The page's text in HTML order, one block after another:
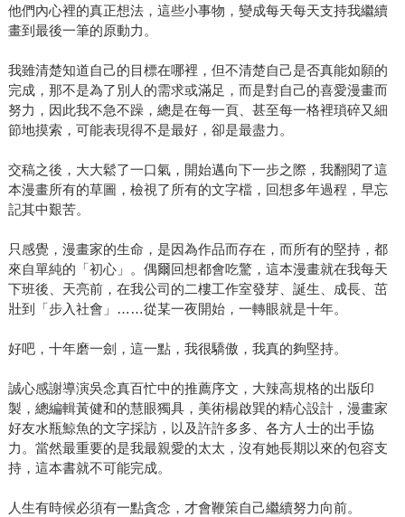
他們內心裡的真正想法，這些小事物，變成每天每天支持我繼續
畫到最後一筆的原動力。
我雖清楚知道自己的目標在哪裡，但不清楚自己是否真能如願的
完成，那不是為了別人的需求或滿足，而是對自己的喜愛漫畫而
努力，因此我不急不躁，總是在每一頁、甚至每一格裡瑣碎又細
節地摸索，可能表現得不是最好，卻是最盡力。
交稿之後，大大鬆了一口氣，開始邁向下一步之際，我翻閱了這
本漫畫所有的草圖，檢視了所有的文字檔，回想多年過程，早忘
記其中艱苦。
只感覺，漫畫家的生命，是因為作品而存在，而所有的堅持，都
來自單純的「初心」。偶爾回想都會吃驚，這本漫畫就在我每天
下班後、天亮前，在我公司的二樓工作室發芽、誕生、成長、茁
壯到「步入社會」……從某一夜開始，一轉眼就是十年。
好吧，十年磨一劍，這一點，我很驕傲，我真的夠堅持。
誠心感謝導演吳念真百忙中的推薦序文，大辣高規格的出版印
製，總編輯黃健和的慧眼獨具，美術楊啟巽的精心設計，漫畫家
好友水瓶鯨魚的文字採訪，以及許許多多、各方人士的出手協
力。當然最重要的是我最親愛的太太，沒有她長期以來的包容支
持，這本書就不可能完成。
人生有時候必須有一點貪念，才會鞭策自己繼續努力向前。